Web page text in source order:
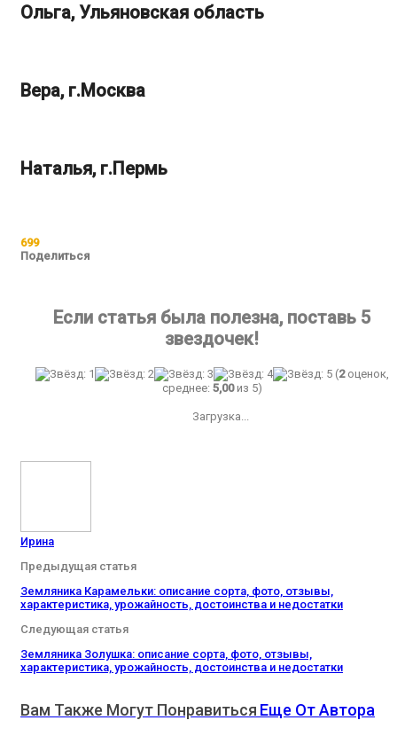
Ольга, Ульяновская область
Вера, г.Москва
Наталья, г.Пермь
699
Поделиться
Если статья была полезна, поставь 5
звездочек!
(2оценок,
среднее: 5,00из 5)
Загрузка...
Ирина
Предыдущая статья
Земляника Карамельки: описание сорта, фото, отзывы,
характеристика, урожайность, достоинства и недостатки
Следующая статья
Земляника Золушка: описание сорта, фото, отзывы,
характеристика, урожайность, достоинства и недостатки
Вам Также Могут Понравиться Еще От Автора